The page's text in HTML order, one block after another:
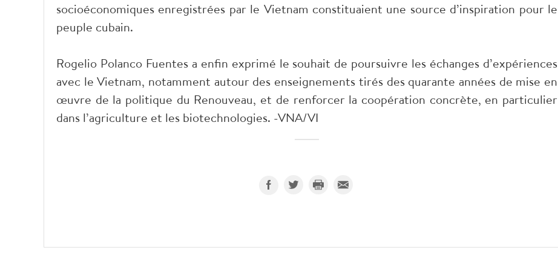
socioéconomiques enregistrées par le Vietnam constituaient une source d’inspiration pour le
peuple cubain.
Rogelio Polanco Fuentes a enfin exprimé le souhait de poursuivre les échanges d’expériences
avec le Vietnam, notamment autour des enseignements tirés des quarante années de mise en
œuvre de la politique du Renouveau, et de renforcer la coopération concrète, en particulier
dans l’agriculture et les biotechnologies. -VNA/VI